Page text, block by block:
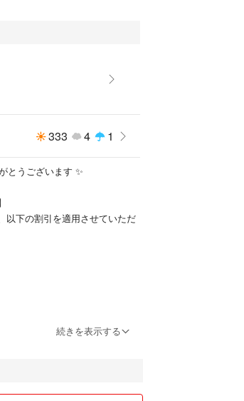
333 4 1
とうございます ✨
以下の割引を適用させていただ
ントをお願いします。システ
。おまとめの際は専用ページを
続きを表示する